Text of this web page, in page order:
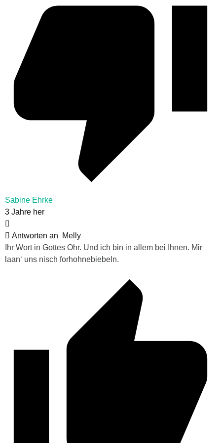
Sabine Ehrke
3 Jahre her
Antworten an
Melly
Ihr Wort in Gottes Ohr. Und ich bin in allem bei Ihnen. Mir
laan‘ uns nisch forhohnebiebeln.